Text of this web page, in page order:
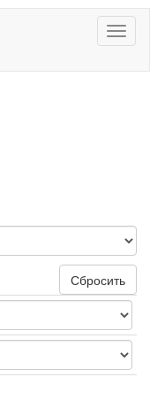
Меню
Сбросить